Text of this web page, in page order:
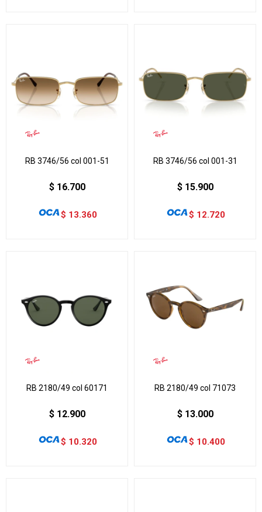
RB 3746/56 col 001-51
$ 16.700
$ 13.360
RB 3746/56 col 001-31
$ 15.900
$ 12.720
RB 2180/49 col 60171
$ 12.900
$ 10.320
RB 2180/49 col 71073
$ 13.000
$ 10.400